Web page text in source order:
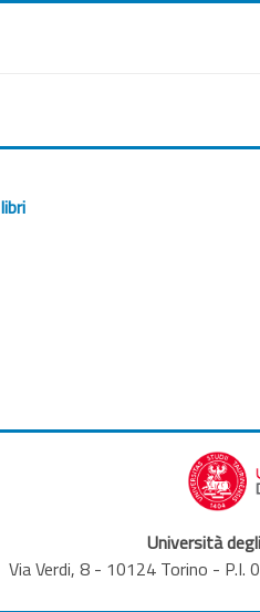
libri
Università
Via Verdi, 8 - 10124 Torino -